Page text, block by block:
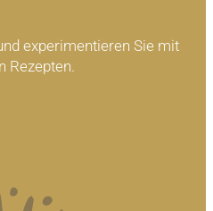
experimentieren Sie mit
Rezepten.